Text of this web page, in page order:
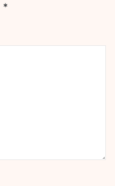
*